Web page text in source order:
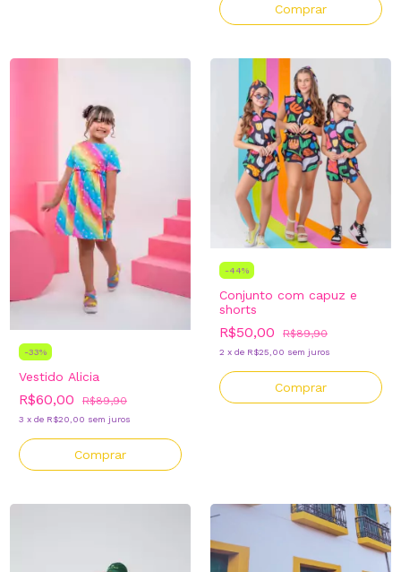
Comprar
-33%
Vestido Alicia
R$60,00 R$89,90
3 x de R$20,00 sem juros
Comprar
-44%
Conjunto com capuz e
shorts
R$50,00 R$89,90
2 x de R$25,00 sem juros
Comprar